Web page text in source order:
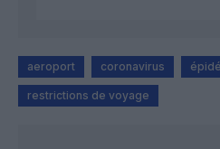
aeroport coronavirus
restrictions de voyage